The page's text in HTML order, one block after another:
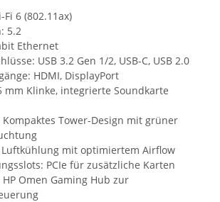
Fi 6 (802.11ax)
5.2
Ethernet
USB 3.2 Gen 1/2, USB-C, USB 2.0
HDMI, DisplayPort
mm Klinke, integrierte Soundkarte
Kompaktes Tower-Design mit grüner
mit optimiertem Airflow
PCIe für zusätzliche Karten
Omen Gaming Hub zur